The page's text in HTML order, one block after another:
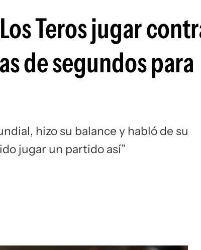
Teros jugar
de segundos para
hizo su balance y habló de su
jugar un partido así”